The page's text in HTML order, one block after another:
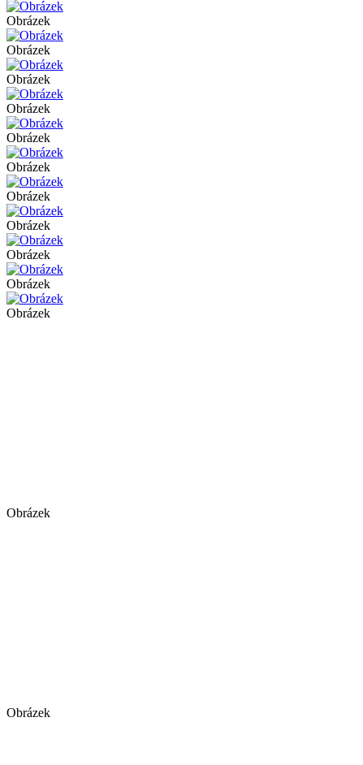
Obrázek
Obrázek
Obrázek
Obrázek
Obrázek
Obrázek
Obrázek
Obrázek
Obrázek
Obrázek
Obrázek